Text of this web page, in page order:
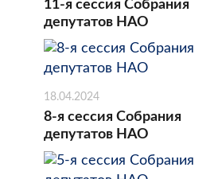
11-я сессия Собрания
депутатов НАО
18.04.2024
8-я сессия Собрания
депутатов НАО